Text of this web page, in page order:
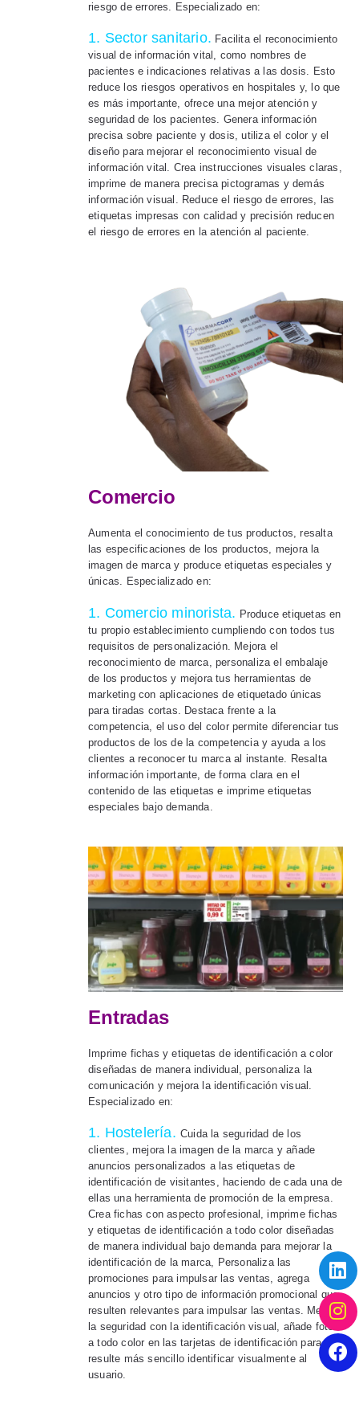
riesgo de errores. Especializado en:
1. Sector sanitario. Facilita el reconocimiento
visual de información vital, como nombres de
pacientes e indicaciones relativas a las dosis. Esto
reduce los riesgos operativos en hospitales y, lo que
es más importante, ofrece una mejor atención y
seguridad de los pacientes. Genera información
precisa sobre paciente y dosis, utiliza el color y el
diseño para mejorar el reconocimiento visual de
información vital. Crea instrucciones visuales claras,
imprime de manera precisa pictogramas y demás
información visual. Reduce el riesgo de errores, las
etiquetas impresas con calidad y precisión reducen
el riesgo de errores en la atención al paciente.
Comercio
Aumenta el conocimiento de tus productos, resalta
las especificaciones de los productos, mejora la
imagen de marca y produce etiquetas especiales y
únicas. Especializado en:
1. Comercio minorista. Produce etiquetas en
tu propio establecimiento cumpliendo con todos tus
requisitos de personalización. Mejora el
reconocimiento de marca, personaliza el embalaje
de los productos y mejora tus herramientas de
marketing con aplicaciones de etiquetado únicas
para tiradas cortas. Destaca frente a la
competencia, el uso del color permite diferenciar tus
productos de los de la competencia y ayuda a los
clientes a reconocer tu marca al instante. Resalta
información importante, de forma clara en el
contenido de las etiquetas e imprime etiquetas
especiales bajo demanda.
Entradas
Imprime fichas y etiquetas de identificación a color
diseñadas de manera individual, personaliza la
comunicación y mejora la identificación visual.
Especializado en:
1. Hostelería. Cuida la seguridad de los
clientes, mejora la imagen de la marca y añade
anuncios personalizados a las etiquetas de
identificación de visitantes, haciendo de cada una de
ellas una herramienta de promoción de la empresa.
Crea fichas con aspecto profesional, imprime fichas
y etiquetas de identificación a todo color diseñadas
de manera individual bajo demanda para mejorar la
identificación de la marca, Personaliza las
promociones para impulsar las ventas, agrega
anuncios y otro tipo de información promocional que
resulten relevantes para impulsar las ventas. Mejora
la seguridad con la identificación visual, añade fotos
a todo color en las tarjetas de identificación para que
resulte más sencillo identificar visualmente al
usuario.